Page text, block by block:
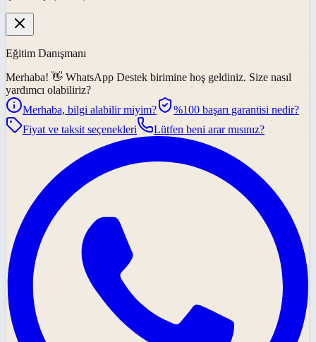
Eğitim Danışmanı
Merhaba! 👋 WhatsApp Destek birimine hoş geldiniz. Size nasıl
yardımcı olabiliriz?
Merhaba, bilgi alabilir miyim?
%100 başarı garantisi nedir?
Fiyat ve taksit seçenekleri
Lütfen beni arar mısınız?